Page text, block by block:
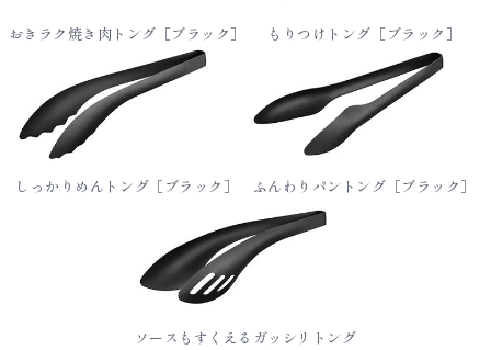
おきラク焼き肉トング［ブラック］ もりつけトング［ブラック］
しっかりめんトング［ブラック］ ふんわりパントング［ブラック］
ソースもすくえるガッシリトング